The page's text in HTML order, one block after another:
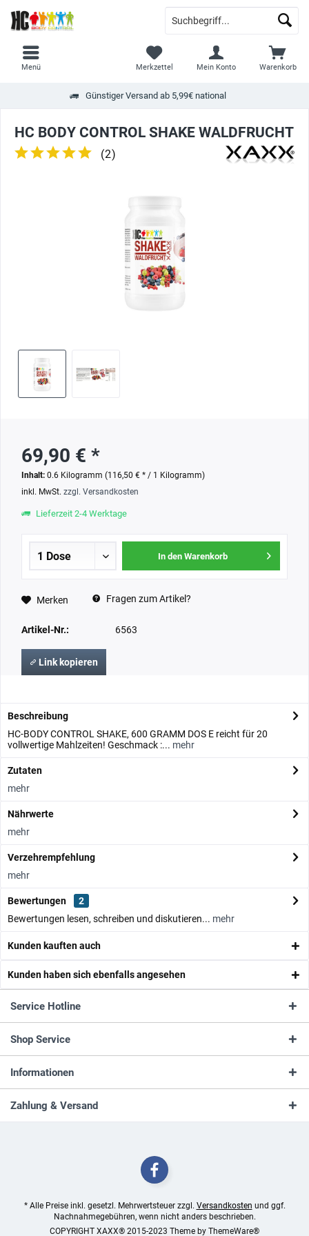
Günstiger Versand ab 5,99€ national
Warenkorb
Merkzettel Mein Konto
Menü
HC BODY CONTROL SHAKE WALDFRUCHT
(2)
69,90 € *
Inhalt: 0.6 Kilogramm (116,50 € * / 1 Kilogramm)
inkl. MwSt. zzgl. Versandkosten
Lieferzeit 2-4 Werktage
In den Warenkorb
Merken Fragen zum Artikel?
Artikel-Nr.: 6563
Link kopieren
Beschreibung
HC-BODY CONTROL SHAKE, 600 GRAMM DOS E reicht für 20
vollwertige Mahlzeiten! Geschmack :... mehr
Zutaten
mehr
Nährwerte
mehr
Verzehrempfehlung
mehr
Bewertungen
2
Bewertungen lesen, schreiben und diskutieren... mehr
Kunden kauften auch
Kunden haben sich ebenfalls angesehen
Service Hotline
Shop Service
Informationen
Zahlung & Versand
* Alle Preise inkl. gesetzl. Mehrwertsteuer zzgl. Versandkosten und ggf.
Nachnahmegebühren, wenn nicht anders beschrieben.
COPYRIGHT XAXX® 2015-2023 Theme by ThemeWare®